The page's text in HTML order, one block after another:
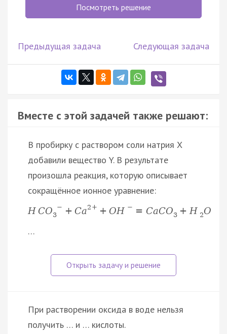
Посмотреть решение
Предыдущая задача Следующая задача
Вместе с этой задачей также решают:
В пробирку с раствором соли натрия X
добавили вещество Y. В результате
произошла реакция, которую описывает
сокращённое ионное уравнение:
H CO3
− + Ca2 + + OH − = CaCO3 + H 2O
…
При растворении оксида в воде нельзя
получить … и … кислоты.